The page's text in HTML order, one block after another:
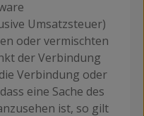
Umsatzsteuer)
oder vermischten
der Verbindung
Verbindung oder
eine Sache des
ist, so gilt